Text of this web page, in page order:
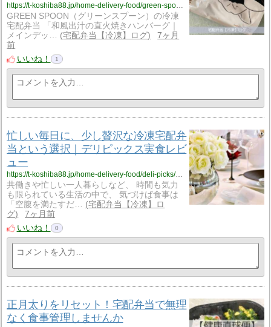
GREEN SPOON（グリーンスプーン）の冷凍
宅配弁当 「和風出汁の直火焼きハンバーグ｜
メインデッ…
宅配弁当【冷凍】ログ
7ヶ月
前
いいね！
1
忙しい毎日に、少し贅沢な冷凍宅配弁
当という選択｜デリピックス実食レビ
ュー
https://t-koshiba88.jp/home-delivery-food/deli-picks/delipicks-experience/
共働きや忙しい一人暮らしなど、 時間も気力
も限られている生活の中で、 気づけば食事は
「空腹を満たすだ…
宅配弁当【冷凍】ロ
グ
7ヶ月前
いいね！
0
正月太りをリセット！宅配弁当で無理
なく食事管理しませんか